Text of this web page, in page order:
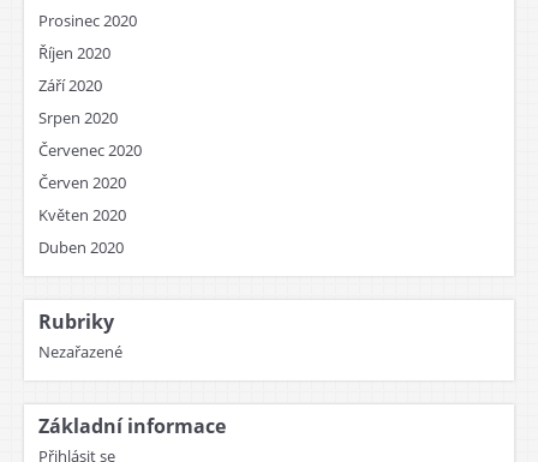
Prosinec 2020
Říjen 2020
Září 2020
Srpen 2020
Červenec 2020
Červen 2020
Květen 2020
Duben 2020
Rubriky
Nezařazené
Základní informace
Přihlásit se